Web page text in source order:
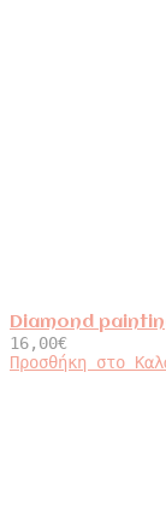
Diamond
16,00€
Προσθήκη στο